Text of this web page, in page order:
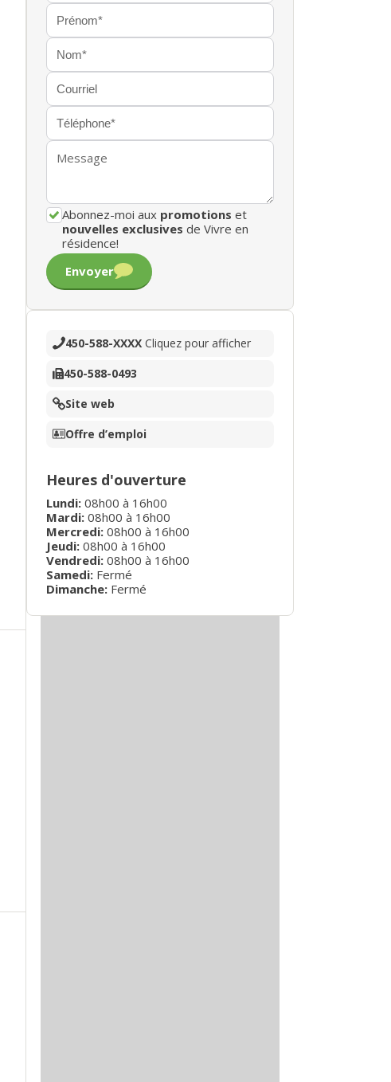
Abonnez-moi aux promotions et
nouvelles exclusives de Vivre en
résidence!
Envoyer
450-588-XXXX Cliquez pour afficher
450-588-0493
Site web
Offre d’emploi
Heures d'ouverture
Lundi: 08h00 à 16h00
Mardi: 08h00 à 16h00
Mercredi: 08h00 à 16h00
Jeudi: 08h00 à 16h00
Vendredi: 08h00 à 16h00
Samedi: Fermé
Dimanche: Fermé